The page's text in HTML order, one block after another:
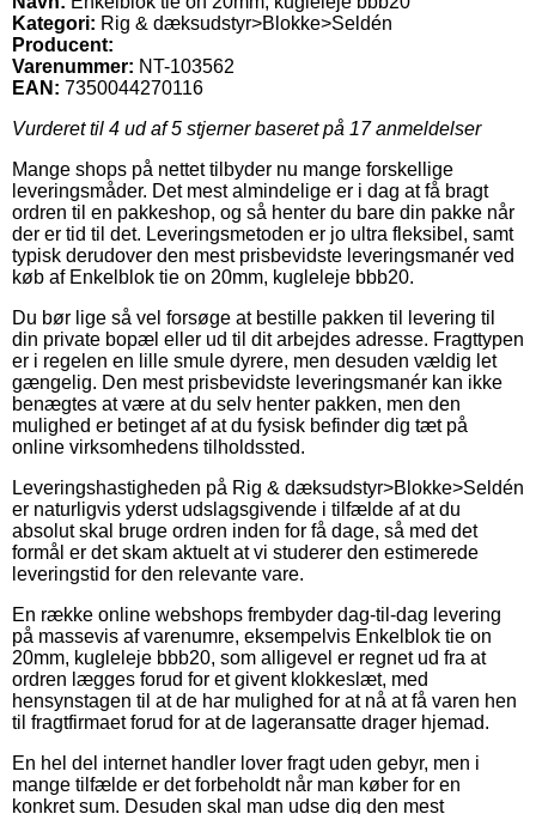
Kategori: Rig & dæksudstyr>Blokke>Seldén
Producent:
Varenummer: NT-103562
EAN: 7350044270116
Vurderet til 4 ud af 5 stjerner baseret på 17anmeldelser
Mange shops på nettet tilbyder nu mange forskellige
leveringsmåder. Det mest almindelige er i dag at få bragt
ordren til en pakkeshop, og så henter du bare din pakke når
der er tid til det. Leveringsmetoden er jo ultra fleksibel, samt
typisk derudover den mest prisbevidste leveringsmanér ved
køb af Enkelblok tie on 20mm, kugleleje bbb20.
Du bør lige så vel forsøge at bestille pakken til levering til
din private bopæl eller ud til dit arbejdes adresse. Fragttypen
er i regelen en lille smule dyrere, men desuden vældig let
gængelig. Den mest prisbevidste leveringsmanér kan ikke
benægtes at være at du selv henter pakken, men den
mulighed er betinget af at du fysisk befinder dig tæt på
online virksomhedens tilholdssted.
Leveringshastigheden på Rig & dæksudstyr>Blokke>Seldén
er naturligvis yderst udslagsgivende i tilfælde af at du
absolut skal bruge ordren inden for få dage, så med det
formål er det skam aktuelt at vi studerer den estimerede
leveringstid for den relevante vare.
En række online webshops frembyder dag-til-dag levering
på massevis af varenumre, eksempelvis Enkelblok tie on
20mm, kugleleje bbb20, som alligevel er regnet ud fra at
ordren lægges forud for et givent klokkeslæt, med
hensynstagen til at de har mulighed for at nå at få varen hen
til fragtfirmaet forud for at de lageransatte drager hjemad.
En hel del internet handler lover fragt uden gebyr, men i
mange tilfælde er det forbeholdt når man køber for en
konkret sum. Desuden skal man udse dig den mest